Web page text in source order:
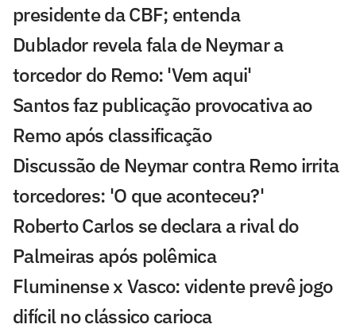
presidente da CBF; entenda
Dublador revela fala de Neymar a
torcedor do Remo: 'Vem aqui'
Santos faz publicação provocativa ao
Remo após classificação
Discussão de Neymar contra Remo irrita
torcedores: 'O que aconteceu?'
Roberto Carlos se declara a rival do
Palmeiras após polêmica
Fluminense x Vasco: vidente prevê jogo
difícil no clássico carioca